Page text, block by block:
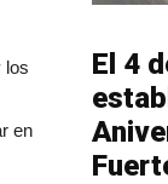
los
en
El 4